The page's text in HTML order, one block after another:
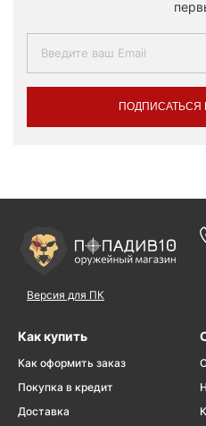
ПОДПИСАТЬСЯ
Версия для ПК
Как купить
Как оформить заказ
Покупка в кредит
Доставка